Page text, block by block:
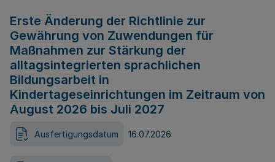
Erste Änderung der Richtlinie zur
Gewährung von Zuwendungen für
Maßnahmen zur Stärkung der
alltagsintegrierten sprachlichen
Bildungsarbeit in
Kindertageseinrichtungen im Zeitraum von
August 2026 bis Juli 2027
Ausfertigungsdatum 16.07.2026